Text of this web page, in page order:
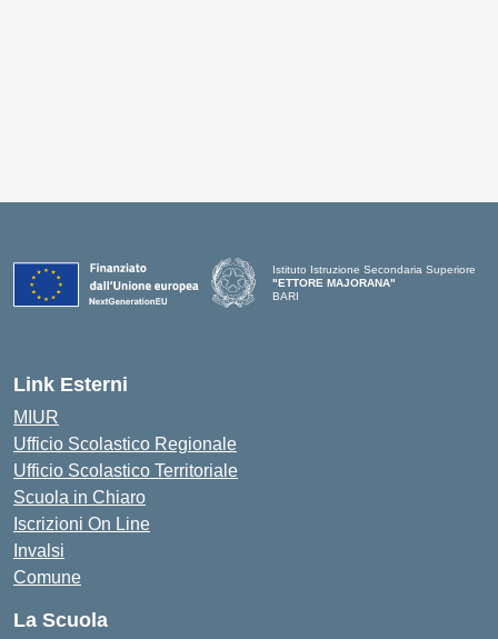
Istituto Istruzione Secondaria Superiore
"ETTORE MAJORANA"
BARI
Link Esterni
MIUR
Ufficio Scolastico Regionale
Ufficio Scolastico Territoriale
Scuola in Chiaro
Iscrizioni On Line
Invalsi
Comune
La Scuola